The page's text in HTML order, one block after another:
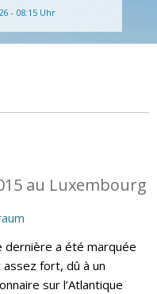
- 08:15 Uhr
au Luxembourg
dernière a été marquée
assez fort, dû à un
sur l’Atlantique